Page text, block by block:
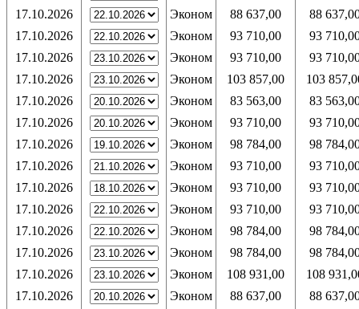
17.10.2026
Эконом 88 637,00
88
17.10.2026
Эконом 93 710,00
93
17.10.2026
Эконом 93 710,00
93
17.10.2026
Эконом 103 857,00
103
17.10.2026
Эконом 83 563,00
83
17.10.2026
Эконом 93 710,00
93
17.10.2026
Эконом 98 784,00
98
17.10.2026
Эконом 93 710,00
93
17.10.2026
Эконом 93 710,00
93
17.10.2026
Эконом 93 710,00
93
17.10.2026
Эконом 98 784,00
98
17.10.2026
Эконом 98 784,00
98
17.10.2026
Эконом 108 931,00
108
17.10.2026
Эконом 88 637,00
88